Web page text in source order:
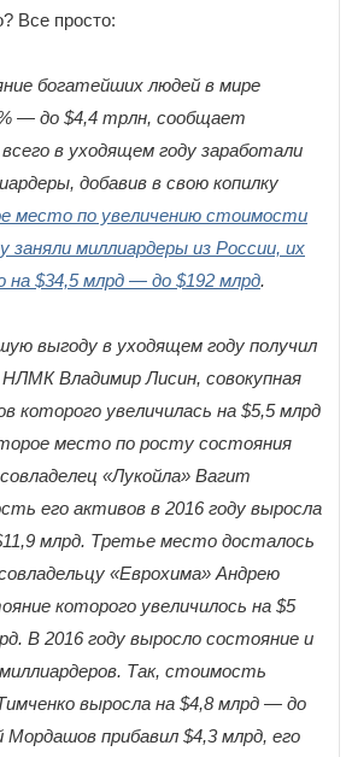
Все просто:
богатейших людей в мире
— до $4,4 трлн, сообщает
в уходящем году заработали
добавив в свою копилку
место по увеличению стоимости
заняли миллиардеры из России, их
на $34,5 млрд — до $192 млрд.
выгоду в уходящем году получил
НЛМК Владимир Лисин, совокупная
которого увеличилась на $5,5 млрд
место по росту состояния
«Лукойла» Вагит
его активов в 2016 году выросла
млрд. Третье место досталось
«Еврохима» Андрею
которого увеличилось на $5
В 2016 году выросло состояние и
Так, стоимость
выросла на $4,8 млрд — до
Мордашов прибавил $4,3 млрд, его